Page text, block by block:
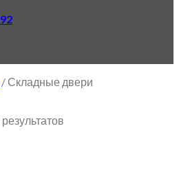
/ Складные двери